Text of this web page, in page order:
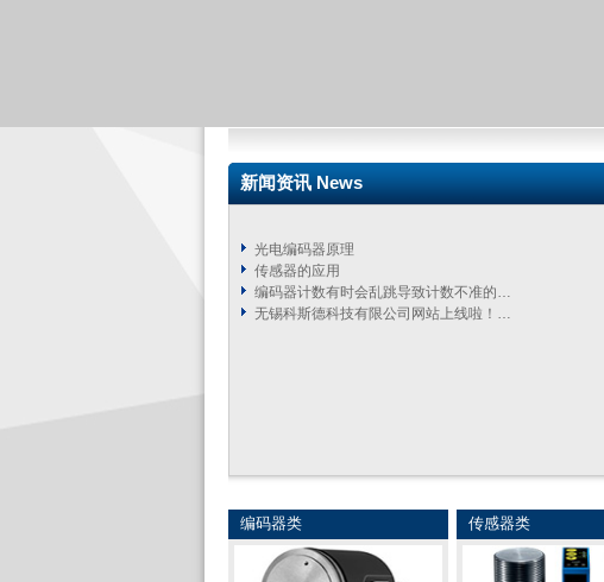
新闻资讯 News
光电编码器原理
传感器的应用
编码器计数有时会乱跳导致计数不准的…
无锡科斯德科技有限公司网站上线啦！…
编码器类 传感器类